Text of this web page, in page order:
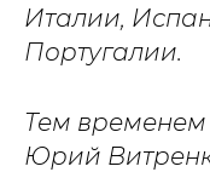
Италии,
Португалии.
Тем временем
Юрий